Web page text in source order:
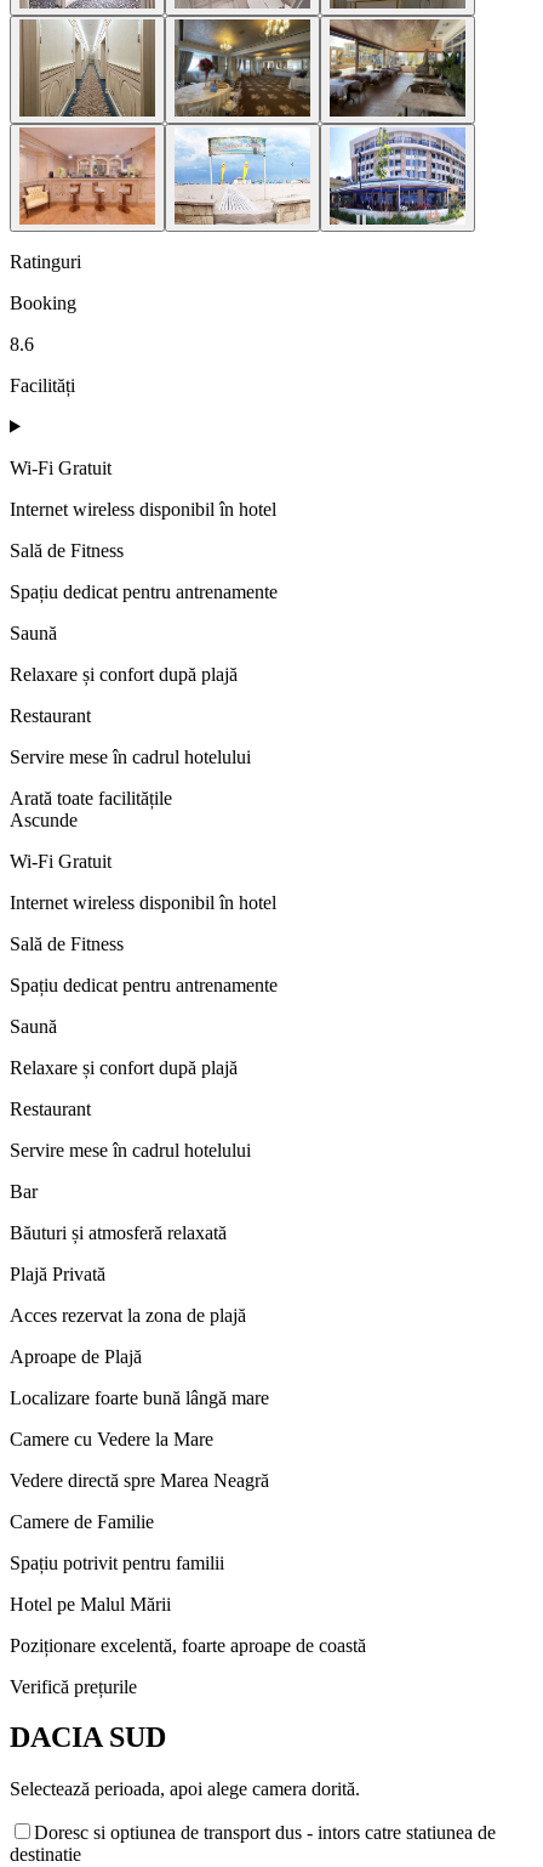
Ratinguri
Booking
8.6
Facilități
Wi-Fi Gratuit
Internet wireless disponibil în hotel
Sală de Fitness
Spațiu dedicat pentru antrenamente
Saună
Relaxare și confort după plajă
Restaurant
Servire mese în cadrul hotelului
Arată toate facilitățile
Ascunde
Wi-Fi Gratuit
Internet wireless disponibil în hotel
Sală de Fitness
Spațiu dedicat pentru antrenamente
Saună
Relaxare și confort după plajă
Restaurant
Servire mese în cadrul hotelului
Bar
Băuturi și atmosferă relaxată
Plajă Privată
Acces rezervat la zona de plajă
Aproape de Plajă
Localizare foarte bună lângă mare
Camere cu Vedere la Mare
Vedere directă spre Marea Neagră
Camere de Familie
Spațiu potrivit pentru familii
Hotel pe Malul Mării
Poziționare excelentă, foarte aproape de coastă
Verifică prețurile
DACIA SUD
Selectează perioada, apoi alege camera dorită.
Doresc si optiunea de transport dus - intors catre statiunea de
destinatie